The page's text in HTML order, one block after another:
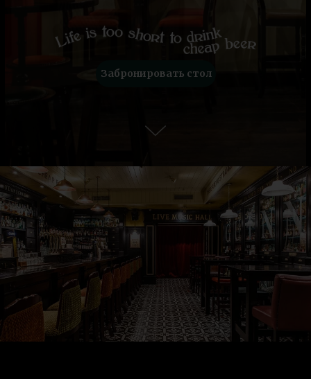
Забронировать стол